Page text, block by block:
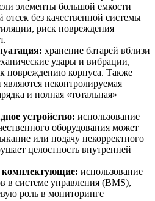
элементы большой емкости
без качественной системы
риск повреждения
хранение батарей вблизи
удары и вибрации,
повреждению корпуса. Также
неконтролируемая
и полная «тотальная»
устройство: использование
оборудования может
или подачу некорректного
целостность внутренней
комплектующие: использование
в системе управления (BMS),
роль в мониторинге